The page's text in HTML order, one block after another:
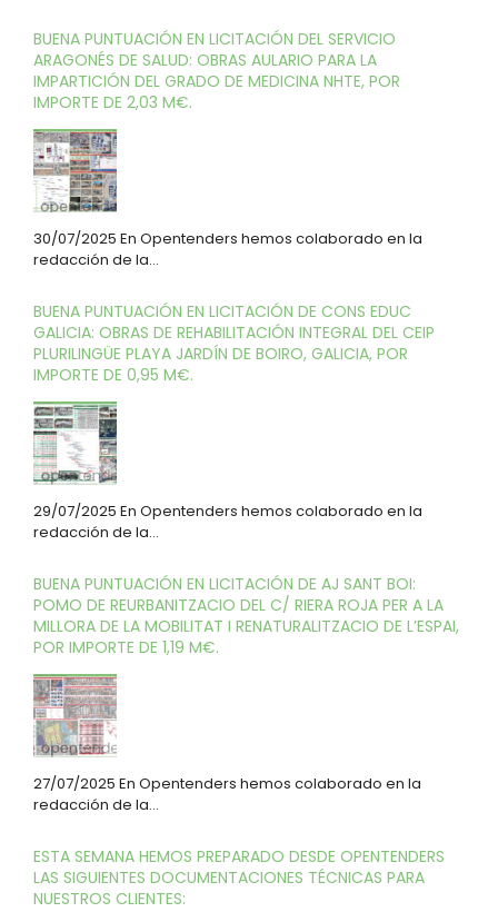
BUENA PUNTUACIÓN EN LICITACIÓN DEL SERVICIO
ARAGONÉS DE SALUD: OBRAS AULARIO PARA LA
IMPARTICIÓN DEL GRADO DE MEDICINA NHTE, POR
IMPORTE DE 2,03 M€.
30/07/2025 En Opentenders hemos colaborado en la
redacción de la…
BUENA PUNTUACIÓN EN LICITACIÓN DE CONS EDUC
GALICIA: OBRAS DE REHABILITACIÓN INTEGRAL DEL CEIP
PLURILINGÜE PLAYA JARDÍN DE BOIRO, GALICIA, POR
IMPORTE DE 0,95 M€.
29/07/2025 En Opentenders hemos colaborado en la
redacción de la…
BUENA PUNTUACIÓN EN LICITACIÓN DE AJ SANT BOI:
POMO DE REURBANITZACIO DEL C/ RIERA ROJA PER A LA
MILLORA DE LA MOBILITAT I RENATURALITZACIO DE L’ESPAI,
POR IMPORTE DE 1,19 M€.
27/07/2025 En Opentenders hemos colaborado en la
redacción de la…
ESTA SEMANA HEMOS PREPARADO DESDE OPENTENDERS
LAS SIGUIENTES DOCUMENTACIONES TÉCNICAS PARA
NUESTROS CLIENTES: